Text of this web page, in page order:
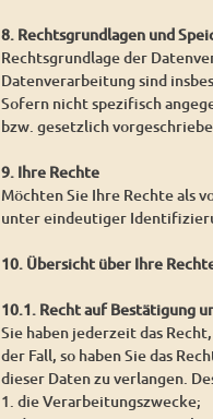
8. Rechtsgrundlagen und
Rechtsgrundlage der
Datenverarbeitung sind
Sofern nicht spezifisch
bzw. gesetzlich
9. Ihre Rechte
Möchten Sie Ihre Rechte als
unter eindeutiger
10. Übersicht über Ihre
10.1. Recht auf Bestätigung
Sie haben jederzeit das
der Fall, so haben Sie das
dieser Daten zu verlangen.
1. die Verarbeitungszwecke;